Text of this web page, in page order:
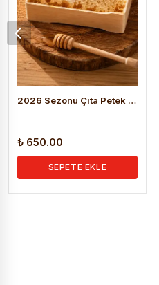
2026 Sezonu Çıta Petek Bal (1.200 KG )
₺ 650.00
SEPETE EKLE